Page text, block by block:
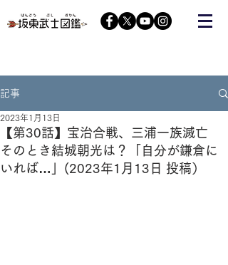
記事
【第30話】宝治合戦、三浦一族滅亡
そのとき結城朝光は？「自分が鎌倉に
いれば…」(2023年1月13日 投稿）
2023年1月13日